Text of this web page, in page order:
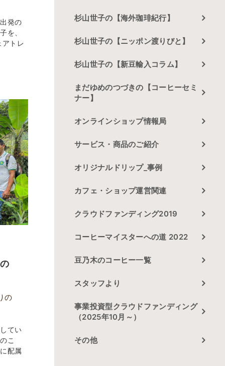
発の
を、
トレ
の
てい
こ
配属
杉山世子の【海外珈琲紀行】
杉山世子の【ニッポン渡りびと】
杉山世子の【新豆輸入コラム】
まだゆめのつづきの【コーヒーセミ
ナー】
オンラインショップ情報局
サービス・商品のご紹介
オリジナルドリップ_事例
カフェ・ショップ運営関連
クラウドファンディング2019
コーヒーマイスターへの道 2022
豆乃木のコーヒー一覧
スタッフより
事業投資型クラウドファンディング
（2025年10月～）
その他